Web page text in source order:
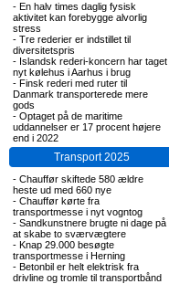
- En halv times daglig fysisk
aktivitet kan forebygge alvorlig
stress
- Tre rederier er indstillet til
diversitetspris
- Islandsk rederi-koncern har taget
nyt kølehus i Aarhus i brug
- Finsk rederi med ruter til
Danmark transporterede mere
gods
- Optaget på de maritime
uddannelser er 17 procent højere
end i 2022
Transport 2025
- Chauffør skiftede 580 ældre
heste ud med 660 nye
- Chauffør kørte fra
transportmesse i nyt vogntog
- Sandkunstnere brugte ni dage på
at skabe to sværvægtere
- Knap 29.000 besøgte
transportmesse i Herning
- Betonbil er helt elektrisk fra
drivline og tromle til transportbånd